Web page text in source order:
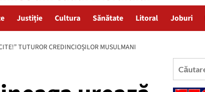
Justiție Cultura Sănătate Litoral Joburi
TUTUROR CREDINCIOȘILOR MUSULMANI
Caută